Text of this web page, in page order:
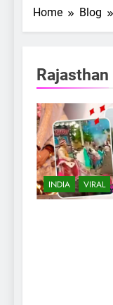
Home Blog
Rajasthan
INDIA VIRAL